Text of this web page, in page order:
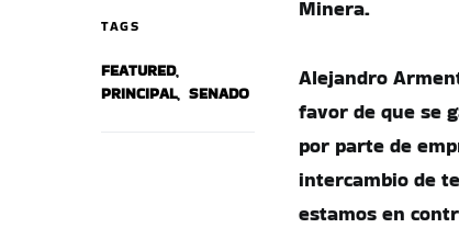
TAGS
FEATURED,
PRINCIPAL, SENADO
Minera.
Alejandro
favor de que se
por parte de
intercambio de
estamos en